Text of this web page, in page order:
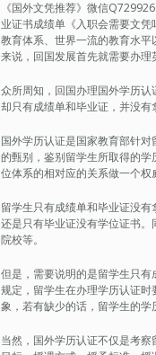
《国外文凭推荐》微信
业证书成绩单《入职会需要文
教育体系、世界一流的教育水
来说，回国发展首先就需要办
众所周知，回国办理国外学历
却只有成绩单和毕业证，并没有
国外学历认证是国家教育部针
的甄别，鉴别留学生所取得的
位体系的相对应的关系做一个权
留学生只有成绩单和毕业证没
还是只有毕业证没有学位证书
院校等。
但是，需要说明的是留学生只
规定，留学生在办理学历认证
象，若有缺少的话，留学生的学
当然，国外学历认证不仅是考